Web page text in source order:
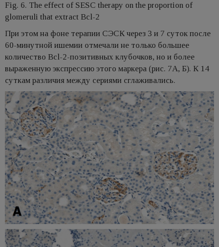
Fig. 6. The effect of SESC therapy on the proportion of
glomeruli that extract Bcl-2
При этом на фоне терапии СЭСК через 3 и 7 суток после
60-минутной ишемии отмечали не только большее
количество Bcl-2-позитивных клубочков, но и более
выраженную экспрессию этого маркера (рис. 7А, Б). К 14
суткам различия между сериями сглаживались.